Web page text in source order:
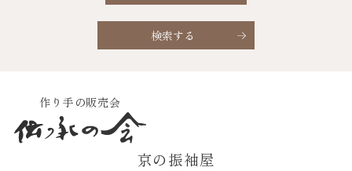
検索する
作り手の販売会
京の振袖屋